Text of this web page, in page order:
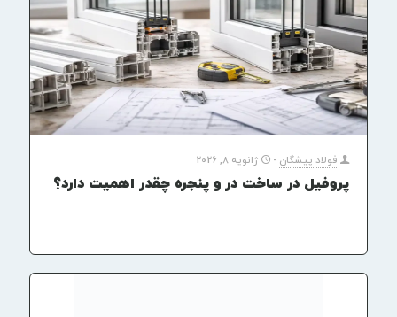
فولاد پیشگان - ژانویه 8, 2026
پروفیل در ساخت در و پنجره چقدر اهمیت دارد؟